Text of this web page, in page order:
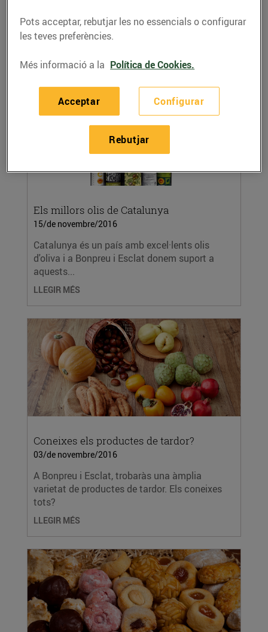
Prepara una deliciosa pularda farcida i els teus
convidats se'n lleparan els dits!
Els millors olis de Catalunya
15/de novembre/2016
Catalunya és un país amb excel·lents olis
d'oliva i a Bonpreu i Esclat donem suport a
aquests...
LLEGIR MÉS
Coneixes els productes de tardor?
03/de novembre/2016
A Bonpreu i Esclat, trobaràs una àmplia
varietat de productes de tardor. Els coneixes
tots?
LLEGIR MÉS
Pots acceptar, rebutjar les no essencials o configurar
les teves preferències.
Més informació a la Política de Cookies.
Configurar
Rebutjar
Acceptar